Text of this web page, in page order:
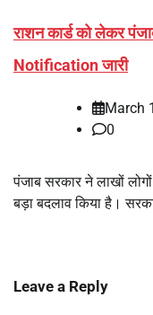
राशन कार्ड को लेकर
Notification जारी
March
0
पंजाब सरकार ने लाखों
बड़ा बदलाव किया है।
Leave a Reply